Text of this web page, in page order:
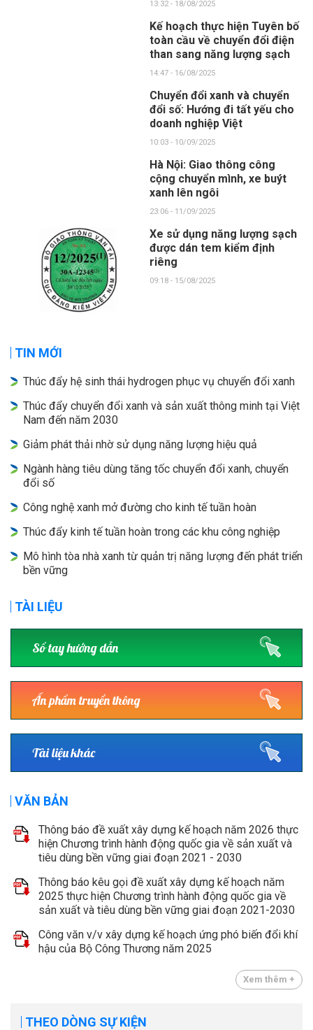
13:32 - 18/08/2025
Kế hoạch thực hiện Tuyên bố
toàn cầu về chuyển đổi điện
than sang năng lượng sạch
14:47 - 16/08/2025
Chuyển đổi xanh và chuyển
đổi số: Hướng đi tất yếu cho
doanh nghiệp Việt
10:03 - 10/09/2025
Hà Nội: Giao thông công
cộng chuyển mình, xe buýt
xanh lên ngôi
23:06 - 11/09/2025
Xe sử dụng năng lượng sạch
được dán tem kiểm định
riêng
09:18 - 15/08/2025
TIN MỚI
Thúc đẩy hệ sinh thái hydrogen phục vụ chuyển đổi xanh
Thúc đẩy chuyển đổi xanh và sản xuất thông minh tại Việt
Nam đến năm 2030
Giảm phát thải nhờ sử dụng năng lượng hiệu quả
Ngành hàng tiêu dùng tăng tốc chuyển đổi xanh, chuyển
đổi số
Công nghệ xanh mở đường cho kinh tế tuần hoàn
Thúc đẩy kinh tế tuần hoàn trong các khu công nghiệp
Mô hình tòa nhà xanh từ quản trị năng lượng đến phát triển
bền vững
TÀI LIỆU
Sổ tay hướng dẫn
Ấn phẩm truyền thông
Tài liệu khác
VĂN BẢN
Thông báo đề xuất xây dựng kế hoạch năm 2026 thực
hiện Chương trình hành động quốc gia về sản xuất và
tiêu dùng bền vững giai đoạn 2021 - 2030
Thông báo kêu gọi đề xuất xây dựng kế hoạch năm
2025 thực hiện Chương trình hành động quốc gia về
sản xuất và tiêu dùng bền vững giai đoạn 2021-2030
Công văn v/v xây dựng kế hoạch ứng phó biến đổi khí
hậu của Bộ Công Thương năm 2025
Xem thêm +
THEO DÒNG SỰ KIỆN